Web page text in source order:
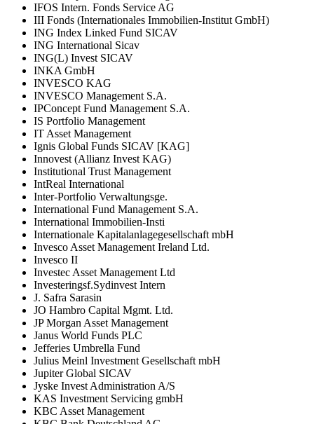
IFOS Intern. Fonds Service AG
III Fonds (Internationales Immobilien-Institut GmbH)
ING Index Linked Fund SICAV
ING International Sicav
ING(L) Invest SICAV
INKA GmbH
INVESCO KAG
INVESCO Management S.A.
IPConcept Fund Management S.A.
IS Portfolio Management
IT Asset Management
Ignis Global Funds SICAV [KAG]
Innovest (Allianz Invest KAG)
Institutional Trust Management
IntReal International
Inter-Portfolio Verwaltungsge.
International Fund Management S.A.
International Immobilien-Insti
Internationale Kapitalanlagegesellschaft mbH
Invesco Asset Management Ireland Ltd.
Invesco II
Investec Asset Management Ltd
Investeringsf.Sydinvest Intern
J. Safra Sarasin
JO Hambro Capital Mgmt. Ltd.
JP Morgan Asset Management
Janus World Funds PLC
Jefferies Umbrella Fund
Julius Meinl Investment Gesellschaft mbH
Jupiter Global SICAV
Jyske Invest Administration A/S
KAS Investment Servicing gmbH
KBC Asset Management